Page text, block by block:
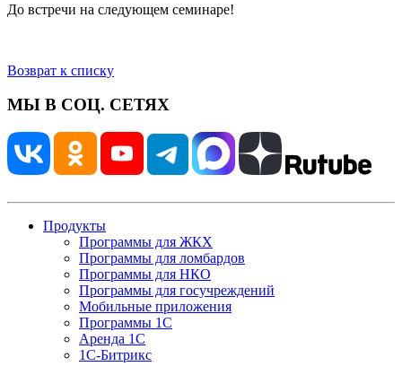
До встречи на следующем семинаре!
Возврат к списку
МЫ В СОЦ. СЕТЯХ
Продукты
Программы для ЖКХ
Программы для ломбардов
Программы для НКО
Программы для госучреждений
Мобильные приложения
Программы 1С
Аренда 1С
1С-Битрикс